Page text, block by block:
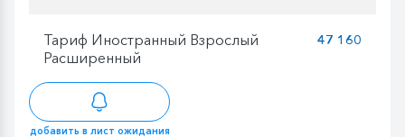
Тариф Иностранный Взрослый
Расширенный
47 160
добавить в лист ожидания